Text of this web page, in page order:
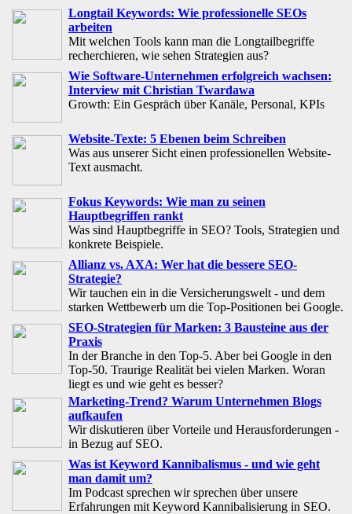
Longtail Keywords: Wie professionelle SEOs
arbeiten
Mit welchen Tools kann man die Longtailbegriffe
recherchieren, wie sehen Strategien aus?
Wie Software-Unternehmen erfolgreich wachsen:
Interview mit Christian Twardawa
Growth: Ein Gespräch über Kanäle, Personal, KPIs
Website-Texte: 5 Ebenen beim Schreiben
Was aus unserer Sicht einen professionellen Website-
Text ausmacht.
Fokus Keywords: Wie man zu seinen
Hauptbegriffen rankt
Was sind Hauptbegriffe in SEO? Tools, Strategien und
konkrete Beispiele.
Allianz vs. AXA: Wer hat die bessere SEO-
Strategie?
Wir tauchen ein in die Versicherungswelt - und dem
starken Wettbewerb um die Top-Positionen bei Google.
SEO-Strategien für Marken: 3 Bausteine aus der
Praxis
In der Branche in den Top-5. Aber bei Google in den
Top-50. Traurige Realität bei vielen Marken. Woran
liegt es und wie geht es besser?
Marketing-Trend? Warum Unternehmen Blogs
aufkaufen
Wir diskutieren über Vorteile und Herausforderungen -
in Bezug auf SEO.
Was ist Keyword Kannibalismus - und wie geht
man damit um?
Im Podcast sprechen wir sprechen über unsere
Erfahrungen mit Keyword Kannibalisierung in SEO.